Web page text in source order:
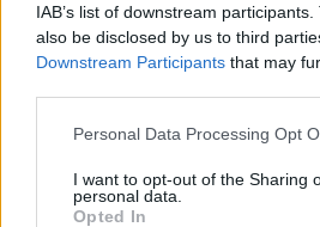
IAB’s list of downstream
also be disclosed by us to third
Downstream Participants that may
Please note that this website/app
not limited to your visit or usage
grant or deny consent to Google and
Personal Data Processing Opt
I want to opt-out of the Sharing
personal data.
Opted In